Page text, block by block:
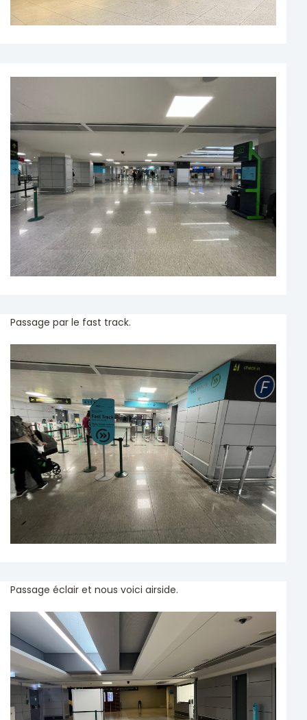
Passage par le fast track.
Passage éclair et nous voici airside.